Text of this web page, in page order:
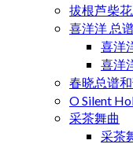
拔根芦柴
喜洋洋 总
喜洋
喜洋
春晓总谱
O Silent
采茶舞曲
采茶